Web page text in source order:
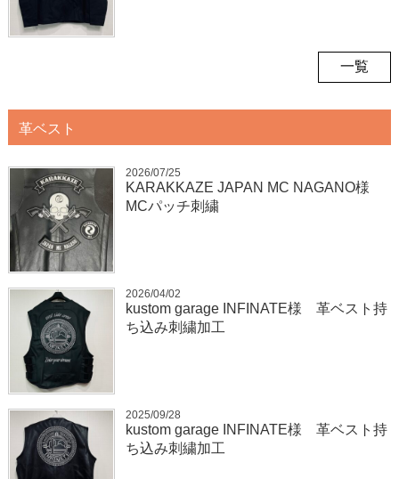
一覧
革ベスト
2026/07/25
KARAKKAZE JAPAN MC NAGANO様
MCパッチ刺繍
2026/04/02
kustom garage INFINATE様 革ベスト持
ち込み刺繍加工
2025/09/28
kustom garage INFINATE様 革ベスト持
ち込み刺繍加工